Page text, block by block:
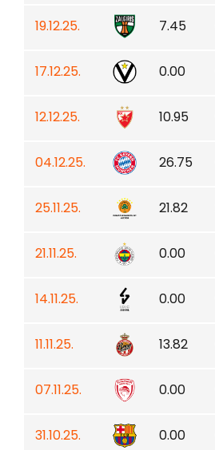
19.12.25. 7.45
17.12.25. 0.00
12.12.25. 10.95
04.12.25. 26.75
25.11.25. 21.82
21.11.25. 0.00
14.11.25. 0.00
11.11.25. 13.82
07.11.25. 0.00
31.10.25. 0.00